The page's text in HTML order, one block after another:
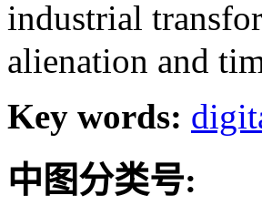
industrial
alienation and
Key words:
中图分类号: